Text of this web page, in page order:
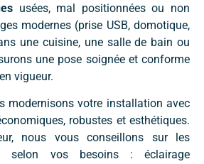
usées, mal positionnées ou non
modernes (prise USB, domotique,
une cuisine, une salle de bain ou
une pose soignée et conforme
vigueur.
modernisons votre installation avec
robustes et esthétiques.
nous vous conseillons sur les
selon vos besoins : éclairage